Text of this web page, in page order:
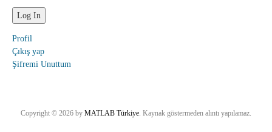
Profil
Çıkış yap
Şifremi Unuttum
Copyright © 2026 by MATLAB Türkiye . Kaynak göstermeden alıntı yapılamaz.